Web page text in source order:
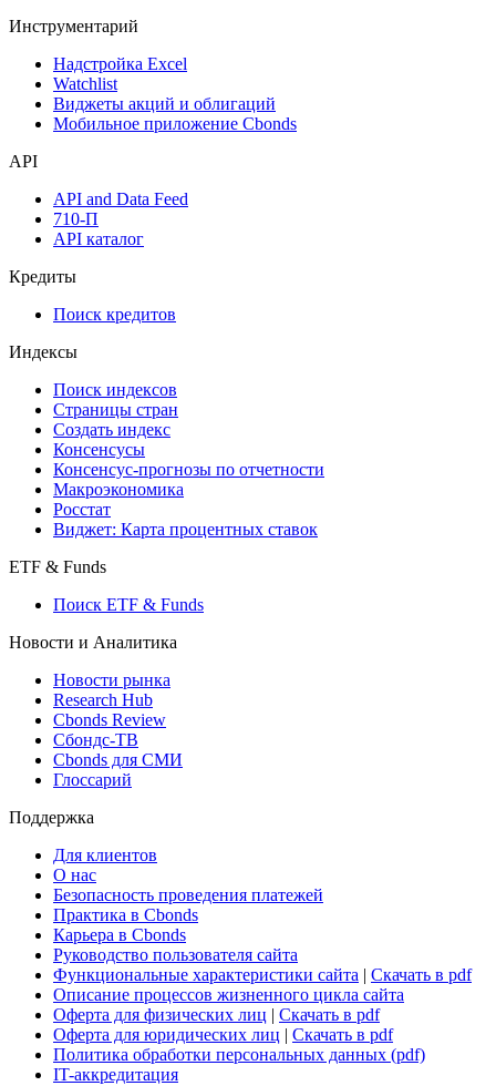
Инструментарий
Надстройка Excel
Watchlist
Виджеты акций и облигаций
Мобильное приложение Cbonds
API
API and Data Feed
710-П
API каталог
Кредиты
Поиск кредитов
Индексы
Поиск индексов
Страницы стран
Создать индекс
Консенсусы
Консенсус-прогнозы по отчетности
Макроэкономика
Росстат
Виджет: Карта процентных ставок
ETF & Funds
Поиск ETF & Funds
Новости и Аналитика
Новости рынка
Research Hub
Cbonds Review
Сбондс-ТВ
Cbonds для СМИ
Глоссарий
Поддержка
Для клиентов
О нас
Безопасность проведения платежей
Практика в Cbonds
Карьера в Cbonds
Руководство пользователя сайта
Функциональные характеристики сайта | Скачать в pdf
Описание процессов жизненного цикла сайта
Оферта для физических лиц | Скачать в pdf
Оферта для юридических лиц | Скачать в pdf
Политика обработки персональных данных (pdf)
IT-аккредитация